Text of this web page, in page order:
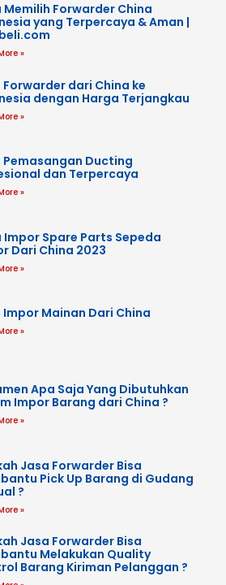
Memilih Forwarder China
yang Terpercaya & Aman |
»
Forwarder dari China ke
dengan Harga Terjangkau
»
Pemasangan Ducting
dan Terpercaya
»
Impor Spare Parts Sepeda
Dari China 2023
»
Impor Mainan Dari China
»
Apa Saja Yang Dibutuhkan
Impor Barang dari China ?
»
Jasa Forwarder Bisa
Pick Up Barang di Gudang
?
»
Jasa Forwarder Bisa
Melakukan Quality
Barang Kiriman Pelanggan ?